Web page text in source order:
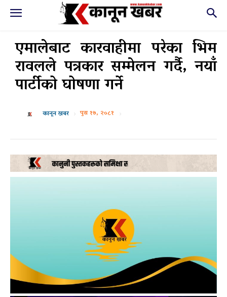
एमालेबाट कारवाहीमा परेका भिम
रावलले पत्रकार सम्मेलन गर्दै, नयाँ
पार्टीको घोषणा गर्ने
कानून खबर पुस १७, २०८१